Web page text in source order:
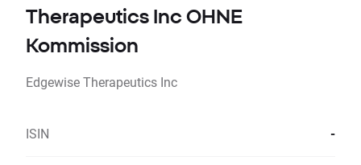
Therapeutics Inc OHNE
Kommission
Edgewise Therapeutics Inc
ISIN -